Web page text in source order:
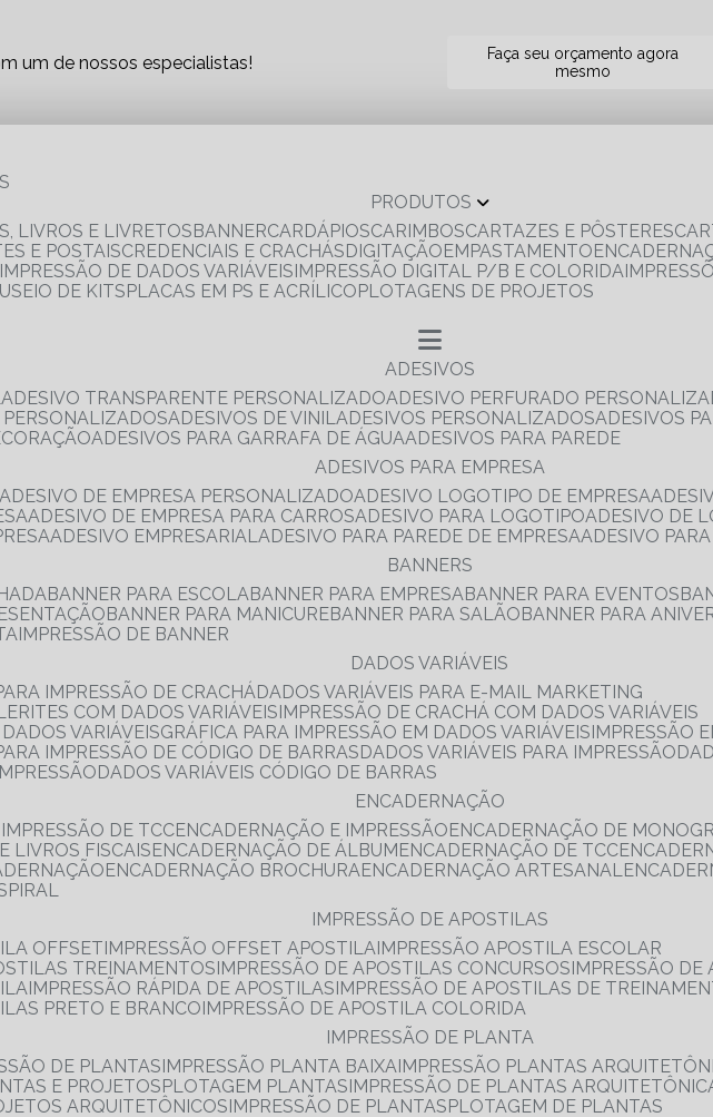
um de nossos especialistas!
Faça seu orçamento agora
mesmo
PRODUTOS
LIVROS E LIVRETOS BANNER CARDÁPIOS CARIMBOS CARTAZES E PÔSTERES
E POSTAIS CREDENCIAIS E CRACHÁS DIGITAÇÃO EMPASTAMENTO
IMPRESSÃO DE DADOS VARIÁVEIS IMPRESSÃO DIGITAL P/B E COLORIDA
DE KITS
PLACAS EM PS E ACRÍLICO
PLOTAGENS DE PROJETOS
ADESIVOS
ADESIVO TRANSPARENTE PERSONALIZADO ADESIVO PERFURADO
PERSONALIZADOS
ADESIVOS DE VINIL ADESIVOS PERSONALIZADOS
ADESIVOS
ADESIVOS PARA GARRAFA DE ÁGUA
ADESIVOS PARA PAREDE
ADESIVOS PARA EMPRESA
ADESIVO DE EMPRESA PERSONALIZADO ADESIVO LOGOTIPO DE EMPRESA
ADESIVO DE EMPRESA PARA CARROS ADESIVO PARA LOGOTIPO
ADESIVO DE
ADESIVO EMPRESARIAL ADESIVO PARA PAREDE DE EMPRESA
ADESIVO
BANNERS
BANNER PARA ESCOLA BANNER PARA EMPRESA BANNER PARA EVENTOS
BANNER PARA MANICURE BANNER PARA SALÃO BANNER PARA
IMPRESSÃO DE BANNER
DADOS VARIÁVEIS
IMPRESSÃO DE CRACHÁ
DADOS VARIÁVEIS PARA E-MAIL MARKETING
COM DADOS VARIÁVEIS IMPRESSÃO DE CRACHÁ COM DADOS VARIÁVEIS
VARIÁVEIS
GRÁFICA PARA IMPRESSÃO EM DADOS VARIÁVEIS IMPRESSÃO
IMPRESSÃO DE CÓDIGO DE BARRAS
DADOS VARIÁVEIS PARA IMPRESSÃO
DADOS VARIÁVEIS CÓDIGO DE BARRAS
ENCADERNAÇÃO
DE TCC
ENCADERNAÇÃO E IMPRESSÃO
ENCADERNAÇÃO DE
LIVROS FISCAIS
ENCADERNAÇÃO DE ÁLBUM ENCADERNAÇÃO DE TCC
ENCADERNAÇÃO BROCHURA ENCADERNAÇÃO ARTESANAL
IMPRESSÃO DE APOSTILAS
OFFSET IMPRESSÃO OFFSET APOSTILA IMPRESSÃO APOSTILA ESCOLAR
TREINAMENTOS IMPRESSÃO DE APOSTILAS CONCURSOS IMPRESSÃO
IMPRESSÃO RÁPIDA DE APOSTILAS IMPRESSÃO DE APOSTILAS DE
PRETO E BRANCO IMPRESSÃO DE APOSTILA COLORIDA
IMPRESSÃO DE PLANTA
DE PLANTAS IMPRESSÃO PLANTA BAIXA IMPRESSÃO PLANTAS
E PROJETOS
PLOTAGEM PLANTAS IMPRESSÃO DE PLANTAS
ARQUITETÔNICOS IMPRESSÃO DE PLANTAS
PLOTAGEM DE PLANTAS